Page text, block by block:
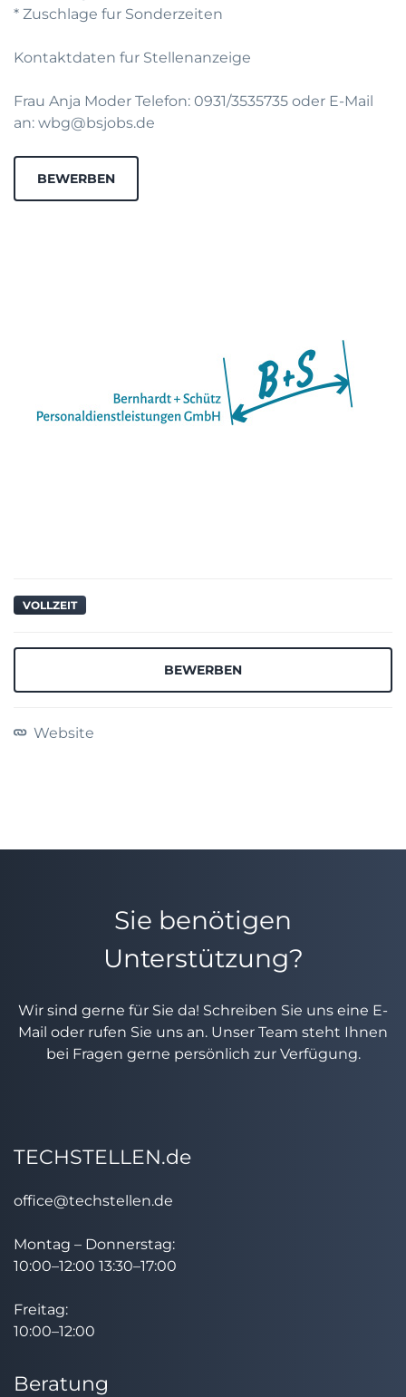
* Zuschlage fur Sonderzeiten
Kontaktdaten fur Stellenanzeige
Frau Anja Moder Telefon: 0931/3535735 oder E-Mail
an: wbg@bsjobs.de
BEWERBEN
VOLLZEIT
BEWERBEN
Website
Sie benötigen
Unterstützung?
Wir sind gerne für Sie da! Schreiben Sie uns eine E-
Mail oder rufen Sie uns an. Unser Team steht Ihnen
bei Fragen gerne persönlich zur Verfügung.
TECHSTELLEN.de
office@techstellen.de
Montag – Donnerstag:
10:00–12:00 13:30–17:00
Freitag:
10:00–12:00
Beratung